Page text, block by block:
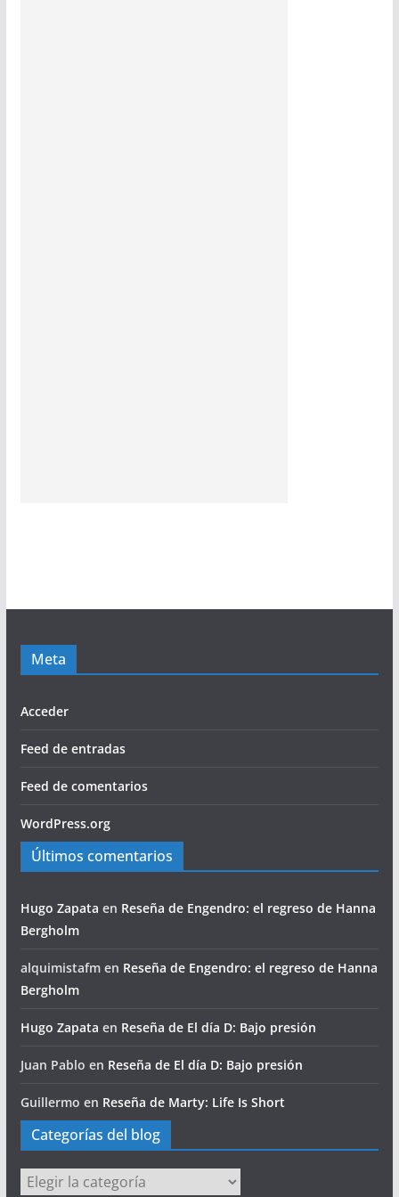
Meta
Acceder
Feed de entradas
Feed de comentarios
WordPress.org
Últimos comentarios
Hugo Zapata en Reseña de Engendro: el regreso de Hanna
Bergholm
alquimistafmen Reseña de Engendro: el regreso de Hanna
Bergholm
Hugo Zapata en Reseña de El día D: Bajo presión
Juan Pablo en Reseña de El día D: Bajo presión
Guillermo en Reseña de Marty: Life Is Short
Categorías del blog
Categorías